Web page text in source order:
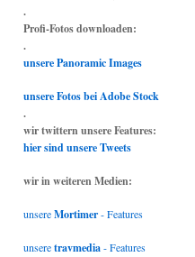
.
Profi-Fotos downloaden:
.
unsere Panoramic Images
unsere Fotos bei Adobe Stock
.
wir twittern unsere Features:
hier sind unsere Tweets
wir in weiteren Medien:
unsereMortimer- Features
unseretravmedia- Features